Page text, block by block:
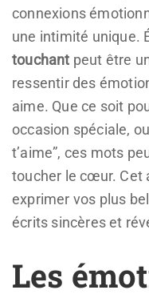
connexions
une intimité unique.
touchant peut être
ressentir des
aime. Que ce soit
occasion spéciale,
t’aime”, ces mots
toucher le cœur. Cet
exprimer vos plus
écrits sincères et
Les